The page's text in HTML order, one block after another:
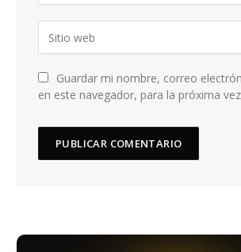
Guardar mi nombre, correo
en este navegador, para la próxima